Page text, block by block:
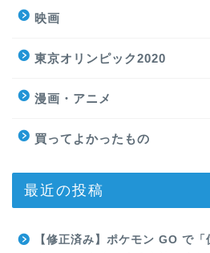
映画
東京オリンピック2020
漫画・アニメ
買ってよかったもの
最近の投稿
【修正済み】ポケモン GO で